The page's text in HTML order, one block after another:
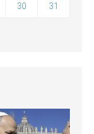
30 31